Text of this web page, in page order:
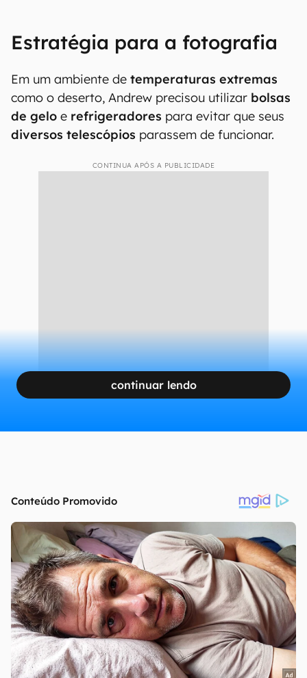
Estratégia para a fotografia
Em um ambiente de temperaturas extremas
como o deserto, Andrew precisou utilizar bolsas
de gelo e refrigeradores para evitar que seus
diversos telescópios parassem de funcionar.
CONTINUA APÓS A PUBLICIDADE
continuar lendo